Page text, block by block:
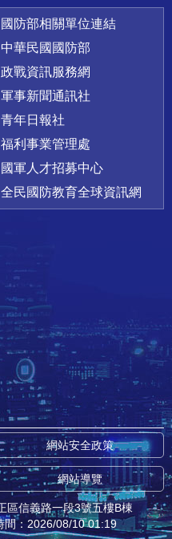
國防部相關單位連結
中華民國國防部
政戰資訊服務網
軍事新聞通訊社
青年日報社
福利事業管理處
國軍人才招募中心
全民國防教育全球資訊網
網站安全政策
網站導覽
區信義路一段3號五樓B棟
間：2026/08/10 01:19